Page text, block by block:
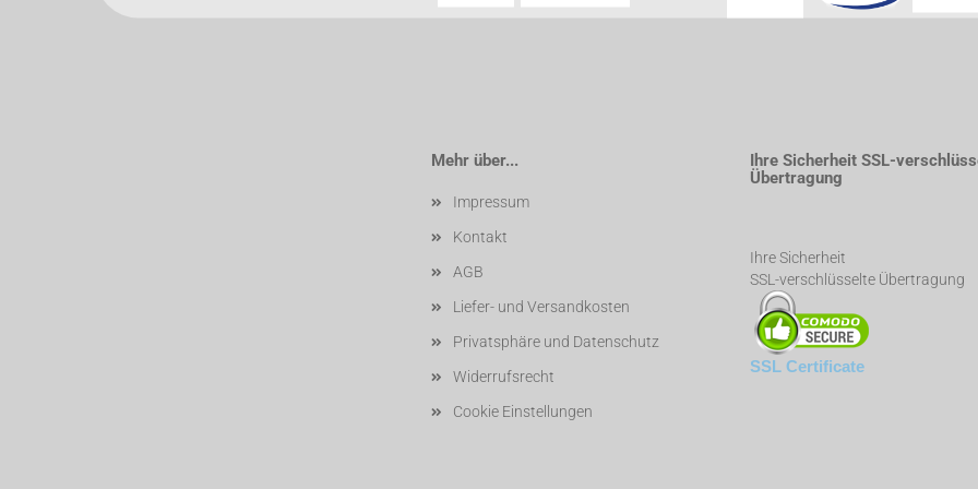
Mehr über...
Impressum
Kontakt
AGB
Liefer- und Versandkosten
Privatsphäre und Datenschutz
Widerrufsrecht
Cookie Einstellungen
Ihre Sicherheit SSL-
Übertragung
Ihre Sicherheit
SSL-verschlüsselte Übertragung
SSL Certificate